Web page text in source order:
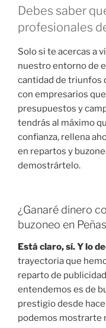
Debes saber
profesionales
Solo si te acercas a
nuestro entorno de
cantidad de triunfos
con empresarios
presupuestos y
tendrás al máximo
confianza, rellena
en repartos y
demostrártelo.
¿Ganaré dinero
buzoneo en
Está claro, sí. Y lo
trayectoria que
reparto de
entendemos es de
prestigio desde
podemos mostrarte